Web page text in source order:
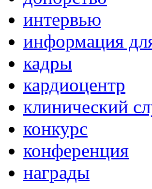
интервью
информация
кадры
кардиоцентр
клинический
конкурс
конференция
награды